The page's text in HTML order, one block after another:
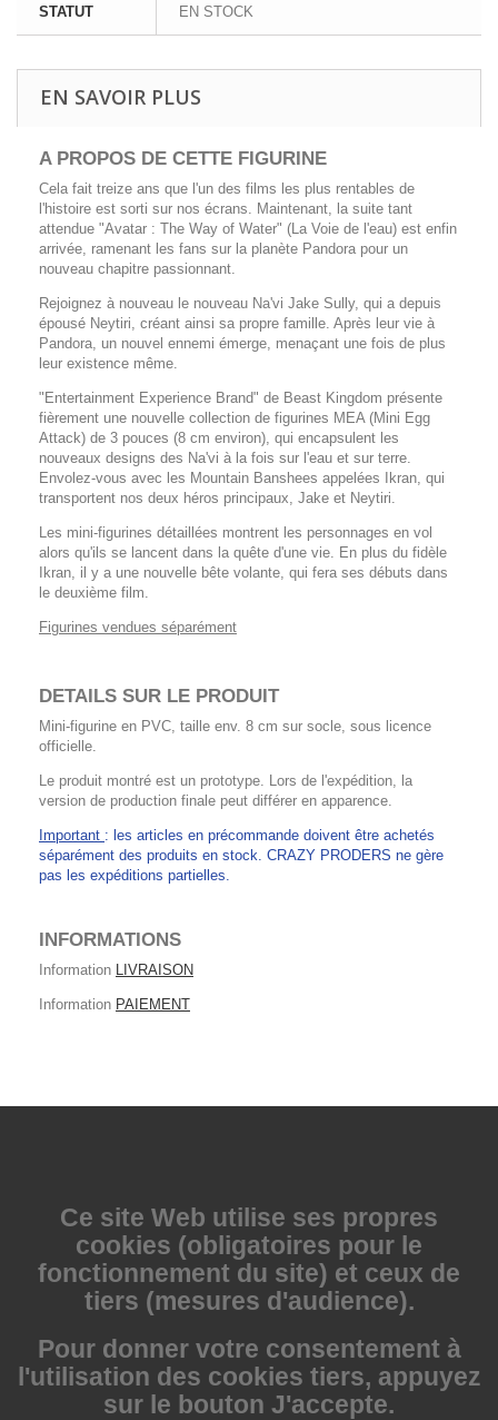
STATUT EN STOCK
EN SAVOIR PLUS
A PROPOS DE CETTE FIGURINE
Cela fait treize ans que l'un des films les plus rentables de
l'histoire est sorti sur nos écrans. Maintenant, la suite tant
attendue "Avatar : The Way of Water" (La Voie de l'eau) est enfin
arrivée, ramenant les fans sur la planète Pandora pour un
nouveau chapitre passionnant.
Rejoignez à nouveau le nouveau Na'vi Jake Sully, qui a depuis
épousé Neytiri, créant ainsi sa propre famille. Après leur vie à
Pandora, un nouvel ennemi émerge, menaçant une fois de plus
leur existence même.
"Entertainment Experience Brand" de Beast Kingdom présente
fièrement une nouvelle collection de figurines MEA (Mini Egg
Attack) de 3 pouces (8 cm environ), qui encapsulent les
nouveaux designs des Na'vi à la fois sur l'eau et sur terre.
Envolez-vous avec les Mountain Banshees appelées Ikran, qui
transportent nos deux héros principaux, Jake et Neytiri.
Les mini-figurines détaillées montrent les personnages en vol
alors qu'ils se lancent dans la quête d'une vie. En plus du fidèle
Ikran, il y a une nouvelle bête volante, qui fera ses débuts dans
le deuxième film.
Figurines vendues séparément
DETAILS SUR LE PRODUIT
Mini-figurine en PVC, taille env. 8 cm sur socle, sous licence
officielle.
Le produit montré est un prototype. Lors de l'expédition, la
version de production finale peut différer en apparence.
Important : les articles en précommande doivent être achetés
séparément des produits en stock. CRAZY PRODERS ne gère
pas les expéditions partielles.
INFORMATIONS
Information LIVRAISON
Information PAIEMENT
Ce site Web utilise ses propres
cookies (obligatoires pour le
fonctionnement du site) et ceux de
tiers (mesures d'audience).
Pour donner votre consentement à
l'utilisation des cookies tiers, appuyez
sur le bouton J'accepte.